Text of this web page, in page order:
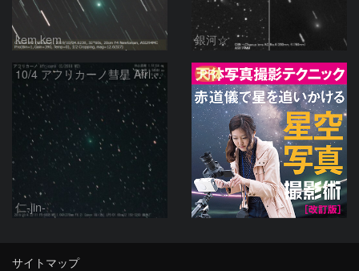
kem.kem 銀河☆
10/4 アフリカーノ彗星 Africano (C/2018 W2)
仁-jin-
PR
サイトマップ